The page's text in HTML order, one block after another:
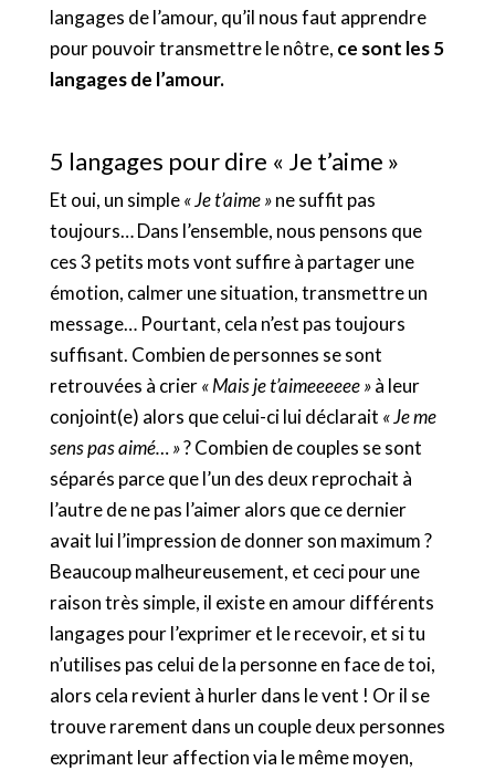
langages de l’amour, qu’il nous faut apprendre
pour pouvoir transmettre le nôtre, ce sont les 5
langages de l’amour.
5 langages pour dire « Je t’aime »
Et oui, un simple« Je t’aime »ne suffit pas
toujours… Dans l’ensemble, nous pensons que
ces 3 petits mots vont suffire à partager une
émotion, calmer une situation, transmettre un
message… Pourtant, cela n’est pas toujours
suffisant. Combien de personnes se sont
retrouvées à crier« Mais je t’aimeeeeee »à leur
conjoint(e) alors que celui-ci lui déclarait « Je me
sens pas aimé… »? Combien de couples se sont
séparés parce que l’un des deux reprochait à
l’autre de ne pas l’aimer alors que ce dernier
avait lui l’impression de donner son maximum ?
Beaucoup malheureusement, et ceci pour une
raison très simple, il existe en amour différents
langages pour l’exprimer et le recevoir, et si tu
n’utilises pas celui de la personne en face de toi,
alors cela revient à hurler dans le vent ! Or il se
trouve rarement dans un couple deux personnes
exprimant leur affection via le même moyen,